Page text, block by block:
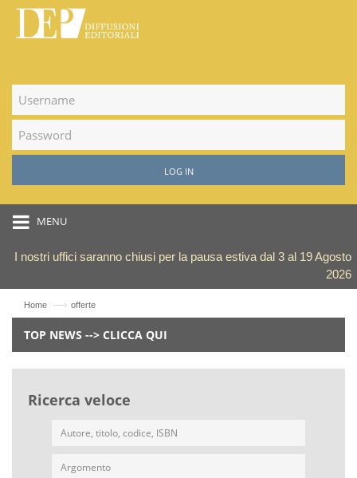
LOG IN
MENU
I nostri uffici saranno chiusi per la pausa estiva dal 3 al 19 Agosto
2026
Home —› offerte
TOP NEWS --> CLICCA QUI
Ricerca veloce